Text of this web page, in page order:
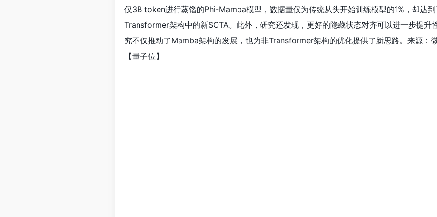
仅3B token进行蒸馏的Phi-Mamba模型，数据量仅为传统从头开始训练模型的1%，却达
Transformer架构中的新SOTA。此外，研究还发现，更好的隐藏状态对齐可以进一步提升
究不仅推动了Mamba架构的发展，也为非Transformer架构的优化提供了新思路。来源：
【量子位】